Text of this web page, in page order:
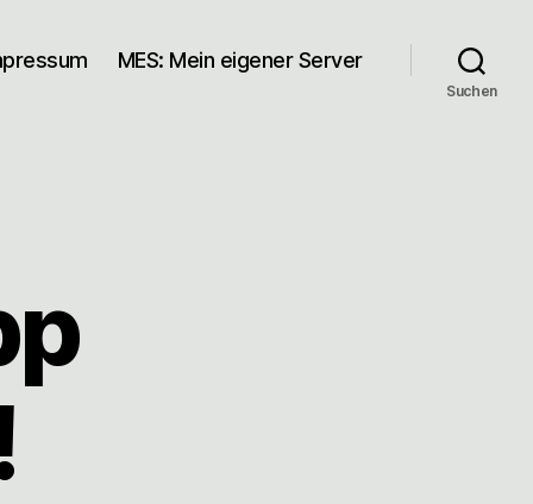
MES: Mein eigener Server
Suchen